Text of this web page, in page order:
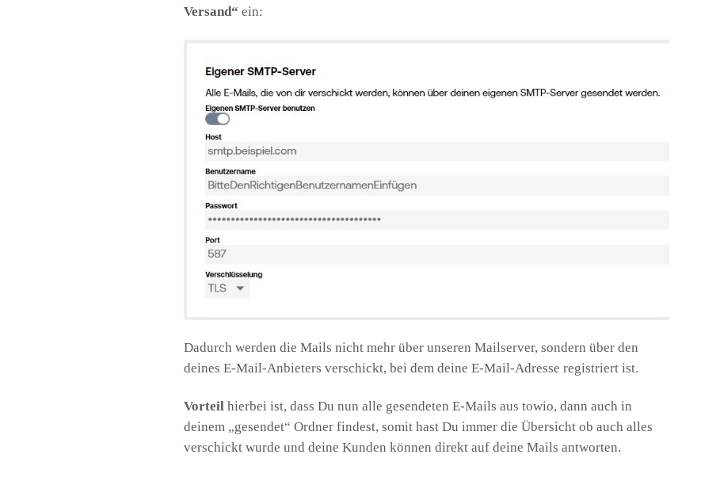
Versand“ ein:
Dadurch werden die Mails nicht mehr über unseren Mailserver, sondern über den
deines E-Mail-Anbieters verschickt, bei dem deine E-Mail-Adresse registriert ist.
Vorteil hierbei ist, dass Du nun alle gesendeten E-Mails aus towio, dann auch in
deinem „gesendet“ Ordner findest, somit hast Du immer die Übersicht ob auch alles
verschickt wurde und deine Kunden können direkt auf deine Mails antworten.